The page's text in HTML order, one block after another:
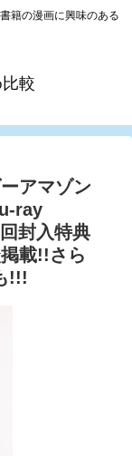
籍の漫画に興味のある
較
アマゾン
ray
封入特典
載!!さら
!!!